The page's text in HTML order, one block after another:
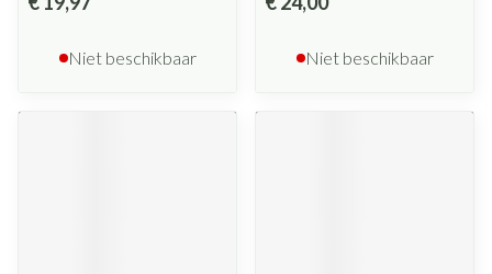
Niet beschikbaar Niet beschikbaar